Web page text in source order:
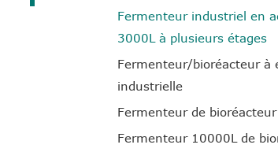
Fermenteur industriel en
3000L à plusieurs étages
Fermenteur/bioréacteur à
industrielle
Fermenteur de
Fermenteur 10000L de